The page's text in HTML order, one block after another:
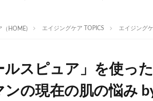
（HOME) エイジングケア TOPICS エイジング
ルスピュア」を使っ
ンの現在の肌の悩み